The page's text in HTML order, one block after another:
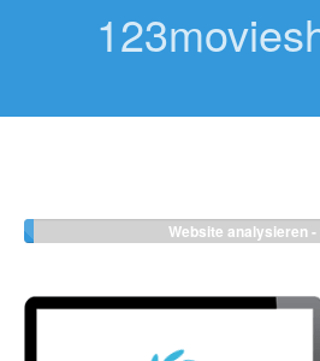
Website analysieren -